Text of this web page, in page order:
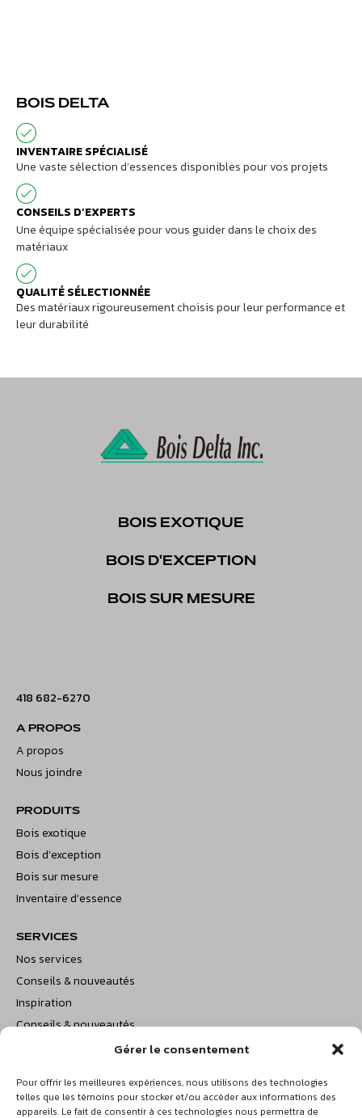
Gérer le consentement
Pour offrir les meilleures expériences, nous utilisons des technologies
telles que les témoins pour stocker et/ou accéder aux informations des
appareils. Le fait de consentir à ces technologies nous permettra de
BOIS DELTA
INVENTAIRE SPÉCIALISÉ
Une vaste sélection d’essences disponibles pour vos projets
CONSEILS D’EXPERTS
Une équipe spécialisée pour vous guider dans le choix des
matériaux
QUALITÉ SÉLECTIONNÉE
Des matériaux rigoureusement choisis pour leur performance et
leur durabilité
BOIS EXOTIQUE
BOIS D'EXCEPTION
BOIS SUR MESURE
418 682-6270
A PROPOS
A propos
Nous joindre
PRODUITS
Bois exotique
Bois d’exception
Bois sur mesure
Inventaire d’essence
SERVICES
Nos services
Conseils & nouveautés
Inspiration
Conseils & nouveautés